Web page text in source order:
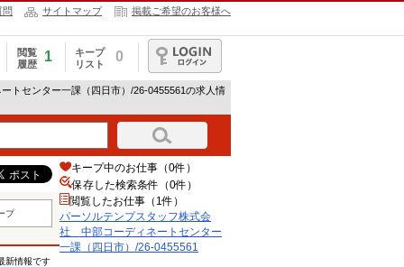
問 サイトマップ 掲載ご希望のお客様へ
閲覧
履歴
1
キープ
リスト
0
ログイン
トセンター一課（四日市）/26-0455561の求人情
プ
新情報です
キープ中のお仕事（0件）
保存した検索条件（0件）
閲覧したお仕事（1件）
パーソルテンプスタッフ株式会
社 中部コーディネートセンター
一課（四日市）/26-0455561